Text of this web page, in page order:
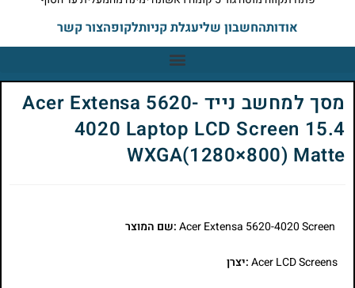
אודותהחשבון שליעגלת קניותלקופהצור קשר
מסך למחשב נייד Acer Extensa 5620-
4020 Laptop LCD Screen 15.4
WXGA(1280×800) Matte
:שם המוצר
Acer LCD Screens:יצרן